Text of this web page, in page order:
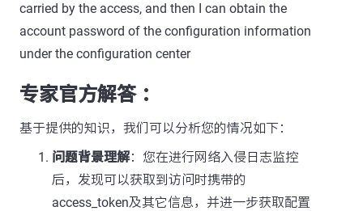
carried by the access, and then I can obtain the
account password of the configuration information
under the configuration center
专家官方解答 ：
基于提供的知识，我们可以分析您的情况如下：
问题背景理解：您在进行网络入侵日志监控
后，发现可以获取到访问时携带的
access_token及其它信息，并进一步获取配置